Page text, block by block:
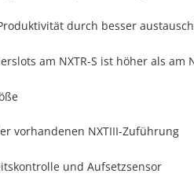
durch besser
am NXTR-S ist höher als am
vorhandenen NXTIII-Zuführung
und Aufsetzsensor